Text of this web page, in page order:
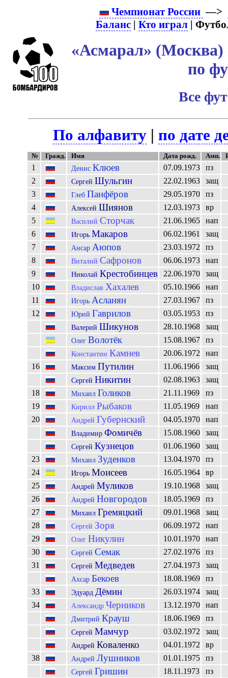
Чемпионат России —>
Баланс |Кто играл |
«Асмарал» (Москва)
по
Все
По алфавиту |по дате
№ Гражд. Имя Дата рожд. Амп.
1 Денис Клюев 07.09.1973
пз
2
Сергей Шульгин 22.02.1963
защ
3
Глеб Панфёров 29.05.1970
пз
4
Алексей Шиянов 12.03.1973
вр
5
Василий Сторчак 21.06.1965
нап
6
Игорь Макаров 06.02.1961
защ
7
Ансар Аюпов 23.03.1972
пз
8
Виталий Сафронов 06.06.1973
нап
9
Николай Крестобинцев 22.06.1970
защ
10
Владислав Хахалев 05.10.1966
нап
11
Игорь Асланян 27.03.1967
пз
12
Юрий Гаврилов 03.05.1953 пз
Валерий Шикунов 28.10.1968 защ
Олег Волотёк 15.08.1967 пз
Константин Камнев 20.06.1972
нап
16
Максим Путилин 11.06.1966 защ
Сергей Никитин 02.08.1963
защ
18
Михаил Голиков 21.11.1969
пз
19
Кирилл Рыбаков 11.05.1969
нап
20
Андрей Губернский 04.05.1970 нап
Владимир Фомичёв 15.08.1960 защ
Сергей Кузнецов 01.06.1960
защ
23
Михаил Зуденков 13.04.1970
пз
24
Игорь Моисеев 16.05.1964
вр
25
Андрей Муликов 19.10.1968
защ
26
Андрей Новгородов 18.05.1969
пз
27
Михаил Гремяцкий 09.01.1968
защ
28
Сергей Зоря 06.09.1972
нап
29
Олег Никулин 10.01.1970
нап
30
Сергей Семак 27.02.1976
пз
31
Сергей Медведев 27.04.1973 защ
Ахсар Бекоев 18.08.1969
пз
33
Эдуард Дёмин 26.03.1974
защ
34
Александр Черников 13.12.1970 нап
Дмитрий Крауш 18.06.1969 пз
Сергей Мамчур 03.02.1972 защ
Андрей Коваленко 04.01.1972
вр
38
Андрей Лушников 01.01.1975 пз
Сергей Гришин 18.11.1973
пз